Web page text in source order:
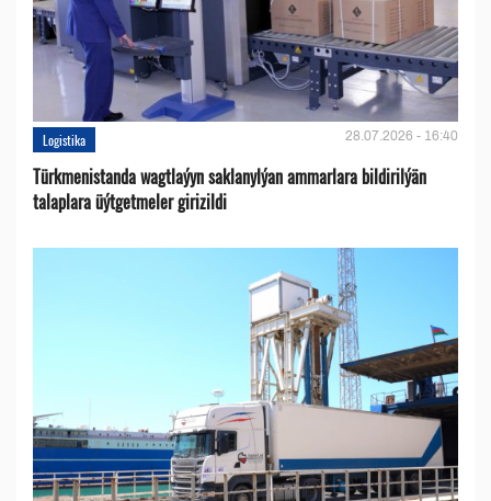
Logistika 28.07.2026 - 16:40
Türkmenistanda wagtlaýyn saklanylýan ammarlara bildirilýän
talaplara üýtgetmeler girizildi